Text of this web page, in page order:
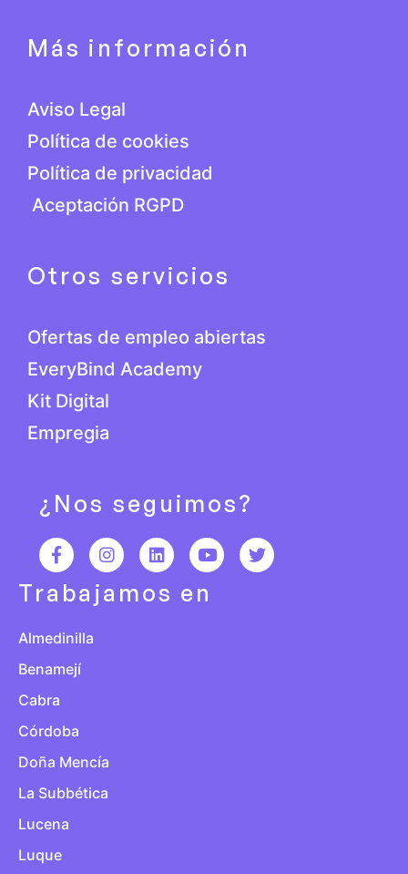
Más información
Aviso Legal
Política de cookies
Política de privacidad
Aceptación RGPD
Otros servicios
Ofertas de empleo abiertas
EveryBind Academy
Kit Digital
Empregia
¿Nos seguimos?
Trabajamos en
Almedinilla
Benamejí
Cabra
Córdoba
Doña Mencía
La Subbética
Lucena
Luque